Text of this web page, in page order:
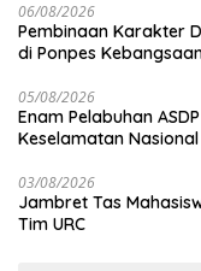
06/08/2026
Pembinaan Karakter
di Ponpes
05/08/2026
Enam Pelabuhan
Keselamatan Nasional
03/08/2026
Jambret Tas
Tim URC